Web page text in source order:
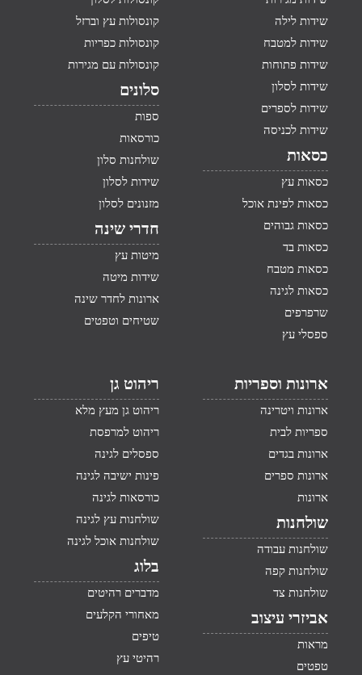
שידות לילה
שידות למטבח
שידות פתוחות
שידות לסלון
שידות לספרים
שידות לכניסה
כסאות
כסאות עץ
כסאות לפינת אוכל
כסאות גבוהים
כסאות בד
כסאות מטבח
כסאות לגינה
שרפרפים
ספסלי עץ
קונסולות עץ וברזל
קונסולות כפריות
קונסולות עם מגירות
סלונים
ספות
כורסאות
שולחנות סלון
שידות לסלון
מזנונים לסלון
חדרי שינה
מיטות עץ
שידות מיטה
ארונות לחדר שינה
שטיחים וטפטים
ארונות וספריות
ארונות ויטרינה
ספריות לבית
ארונות בגדים
ארונות ספרים
ארונות
שולחנות
שולחנות עבודה
שולחנות קפה
שולחנות צד
אביזרי עיצוב
מראות
טפטים
ריהוט גן
ריהוט גן מעץ מלא
ריהוט למרפסת
ספסלים לגינה
פינות ישיבה לגינה
כורסאות לגינה
שולחנות עץ לגינה
שולחנות אוכל לגינה
בלוג
מדברים רהיטים
מאחורי הקלעים
טיפים
רהיטי עץ